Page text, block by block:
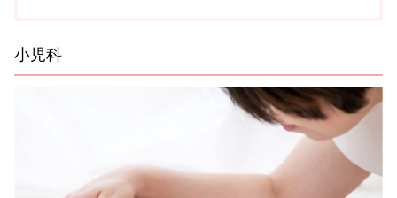
小児科